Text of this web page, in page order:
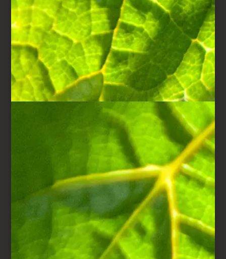
STAP 2
Snijd de
basilicumblaadjes fijn en
doe ze samen met de
poedersuiker in een
blender. Mix alles goed
door elkaar.
Voeg het water toe en
mix opnieuw.
STAP 3
Mix de basilicumsuiker
met de aardbeien
waarvan u eerder de
steeltjes hebt verwijderd
en voeg vervolgens de
Joseph Perrier-
champagne toe.